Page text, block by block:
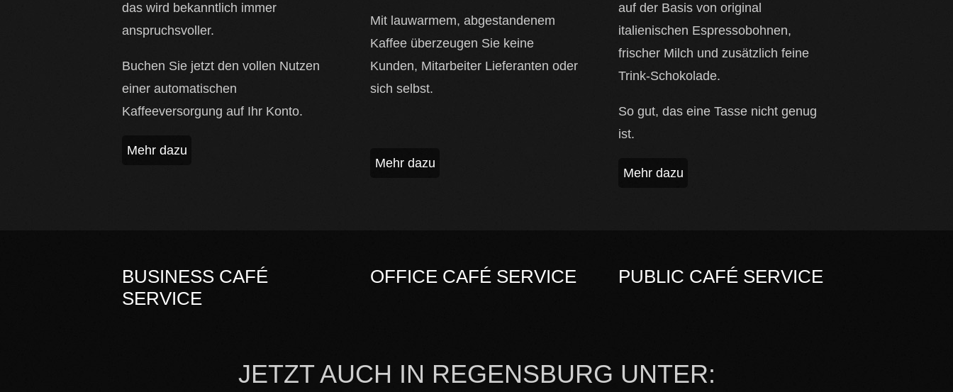
das wird bekanntlich immer
anspruchsvoller.
Buchen Sie jetzt den vollen Nutzen
einer automatischen
Kaffeeversorgung auf Ihr Konto.
Mehr dazu
Mit lauwarmem, abgestandenem
Kaffee überzeugen Sie keine
Kunden, Mitarbeiter Lieferanten oder
sich selbst.
Mehr dazu
auf der Basis von original
italienischen Espressobohnen,
frischer Milch und zusätzlich feine
Trink-Schokolade.
So gut, das eine Tasse nicht genug
ist.
Mehr dazu
BUSINESS CAFÉ
SERVICE
OFFICE CAFÉ SERVICE PUBLIC CAFÉ SERVICE
JETZT AUCH IN REGENSBURG UNTER: